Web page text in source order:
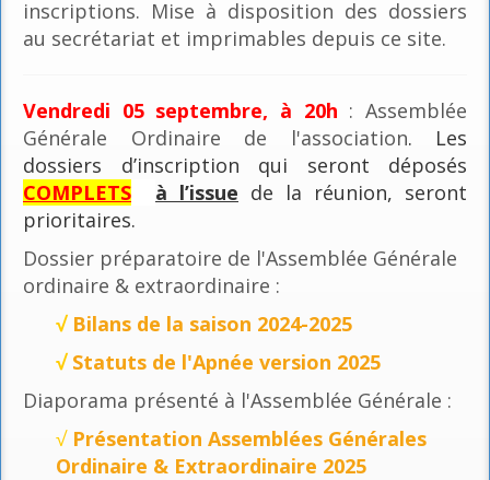
inscriptions. Mise à disposition des dossiers
au secrétariat et imprimables depuis ce site.
Vendredi 05 septembre, à 20h : Assemblée
Générale Ordinaire de l'association. Les
dossiers d’inscription qui seront déposés
COMPLETS
à l’issue de la réunion, seront
prioritaires.
Dossier préparatoire de l'Assemblée Générale
ordinaire & extraordinaire :
√ Bilans de la saison 2024-2025
√ Statuts de l'Apnée version 2025
Diaporama présenté à l'Assemblée Générale :
√ Présentation Assemblées Générales
Ordinaire & Extraordinaire 2025